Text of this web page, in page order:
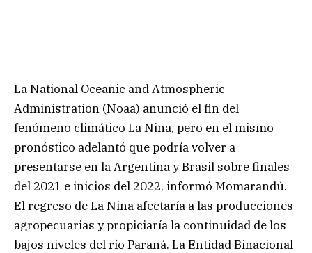
La National Oceanic and Atmospheric
Administration (Noaa) anunció el fin del
fenómeno climático La Niña, pero en el mismo
pronóstico adelantó que podría volver a
presentarse en la Argentina y Brasil sobre finales
del 2021 e inicios del 2022, informó Momarandú.
El regreso de La Niña afectaría a las producciones
agropecuarias y propiciaría la continuidad de los
bajos niveles del río Paraná. La Entidad Binacional